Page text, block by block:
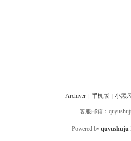
Archiver 手机版 小黑
客服邮箱：
Powered by quyushuju